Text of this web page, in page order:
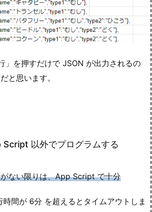
」を押すだけで JSON が出力されるの
と思います。
以外でプログラムする
ない限りは、App Script で十分
間が 6分 を超えるとタイムアウトしま